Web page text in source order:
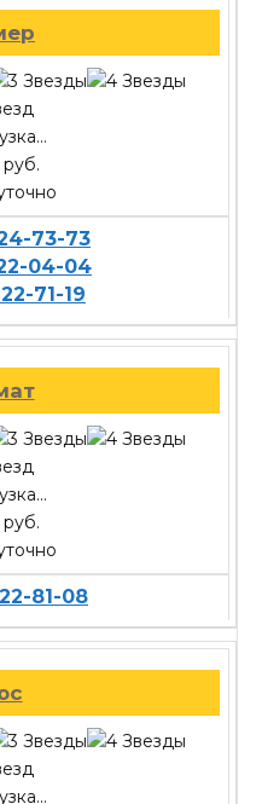
73-73
04-04
71-19
81-08